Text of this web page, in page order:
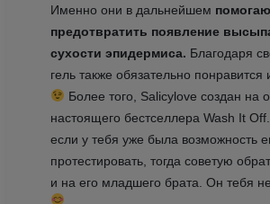
Именно они в дальнейшем
предотвратить появление
сухости эпидермиса. Благодаря
гель также обязательно понравится
Более того, Salicylove создан на
настоящего бестселлера Wash It
если у тебя уже была возможность
протестировать, тогда советую
и на его младшего брата. Он тебя